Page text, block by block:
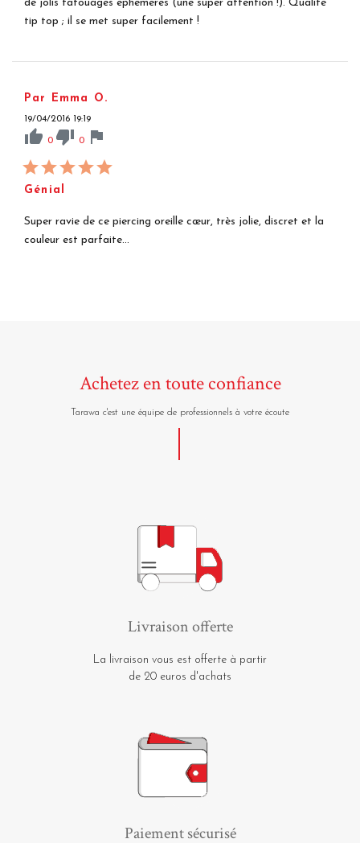
de jolis tatouages éphémères (une super attention !). Qualité
tip top ; il se met super facilement !
Par Emma O.
19/04/2016 19:19
thumb_up 0 thumb_down 0 flag
Génial
Super ravie de ce piercing oreille cœur, très jolie, discret et la
couleur est parfaite...
Achetez en toute confiance
Tarawa c'est une équipe de professionnels à votre écoute
Livraison offerte
La livraison vous est offerte à partir
de 20 euros d'achats
Paiement sécurisé